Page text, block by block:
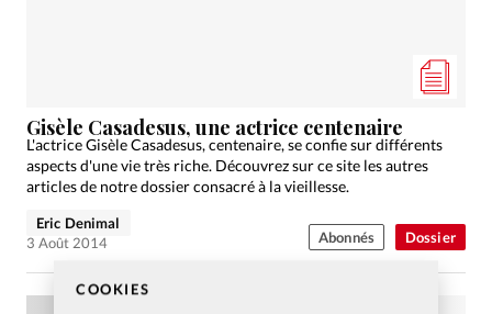
COOKIES
Dossier
Gisèle Casadesus, une actrice centenaire
L'actrice Gisèle Casadesus, centenaire, se confie sur différents
aspects d'une vie très riche. Découvrez sur ce site les autres
articles de notre dossier consacré à la vieillesse.
Eric Denimal
3 Août 2014
Abonnés